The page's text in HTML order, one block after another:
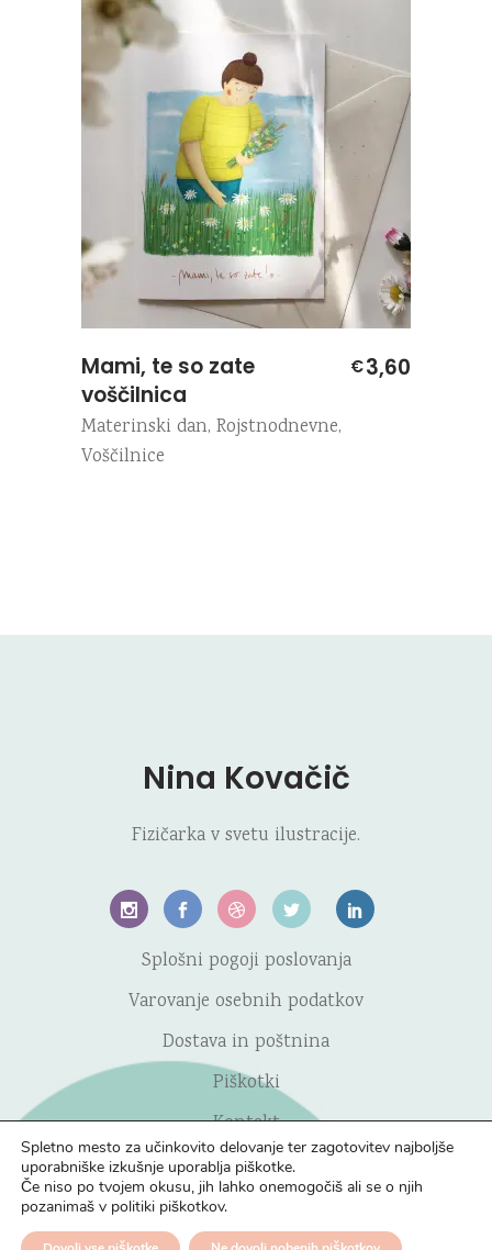
Mami, te so zate
voščilnica
€3,60
Materinski dan, Rojstnodnevne,
Voščilnice
Nina Kovačič
Fizičarka v svetu ilustracije.
Splošni pogoji poslovanja
Varovanje osebnih podatkov
Dostava in poštnina
Piškotki
Kontakt
Spletno mesto za učinkovito delovanje ter zagotovitev najboljše
uporabniške izkušnje uporablja piškotke.
Če niso po tvojem okusu, jih lahko onemogočiš ali se o njih
pozanimaš v politiki piškotkov.